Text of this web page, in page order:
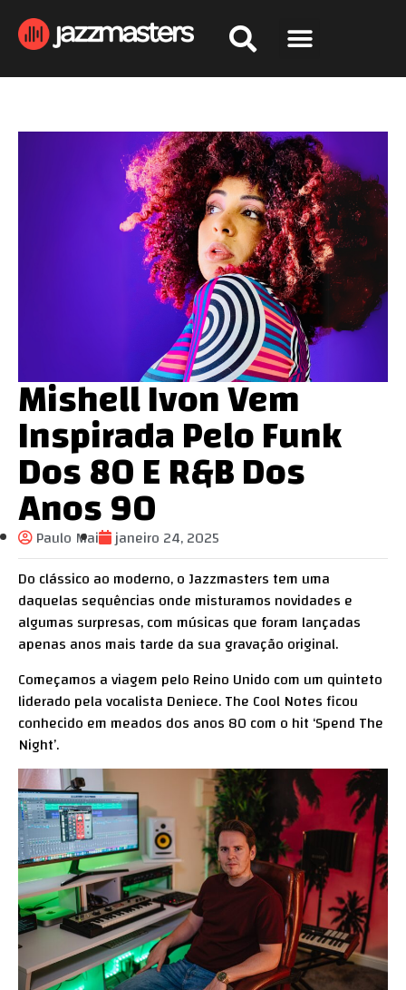
Mishell Ivon Vem
Inspirada Pelo Funk
Dos 80 E R&B Dos
Anos 90
Paulo Mai
janeiro 24, 2025
Do clássico ao moderno, o Jazzmasters tem uma
daquelas sequências onde misturamos novidades e
algumas surpresas, com músicas que foram lançadas
apenas anos mais tarde da sua gravação original.
Começamos a viagem pelo Reino Unido com um quinteto
liderado pela vocalista Deniece. The Cool Notes ficou
conhecido em meados dos anos 80 com o hit ‘Spend The
Night’.